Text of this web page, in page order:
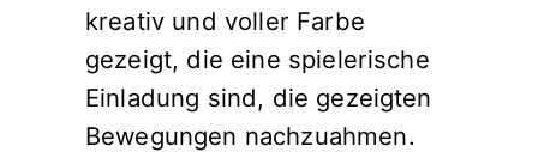
kreativ und voller Farbe
gezeigt, die eine spielerische
Einladung sind, die gezeigten
Bewegungen nachzuahmen.